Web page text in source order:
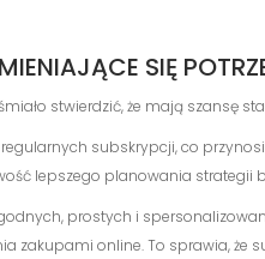
SIĘ
stwierdzić, że mają szansę
subskrypcji, co
lepszego planowania strategii
prostych i
zakupami online. To sprawia,